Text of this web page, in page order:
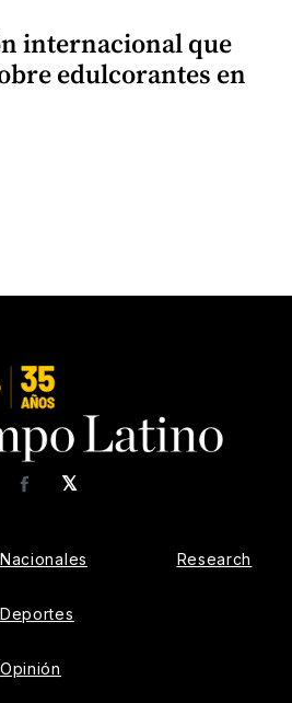
internacional que
edulcorantes en
𝕏
Facebook
Nacionales
Deportes
Opinión
Research